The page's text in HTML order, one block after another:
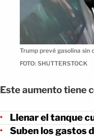
Trump prevé gasolina sin
FOTO: SHUTTERSTOCK
Este aumento tiene
Llenar el tanque
Suben los gastos